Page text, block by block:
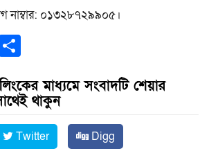
নাম্বার: ০১৩২৮৭২৯৯০৫।
মাধ্যমে সংবাদটি শেয়ার
থাকুন
Twitter
Digg